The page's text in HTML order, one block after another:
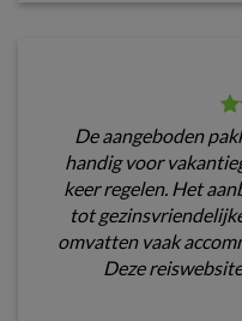
De aangeboden
handig voor
keer regelen. Het
tot
omvatten vaak
Deze